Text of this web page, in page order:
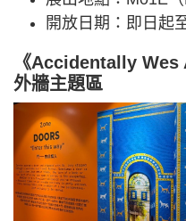
開放日期：即日起
《Accidentally
外牆主題區